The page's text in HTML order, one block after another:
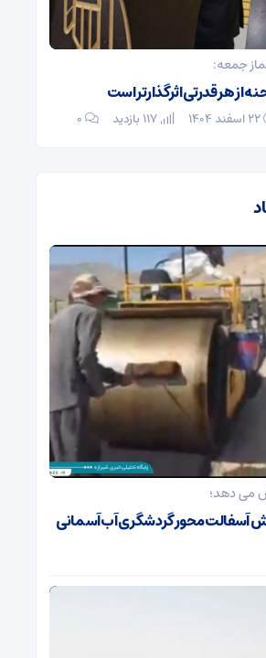
جمعه:
از هر قدرتی اثرگذارتر است
۰
می دهد؛
آسفالت محور گردشگری آب‌آسمانی